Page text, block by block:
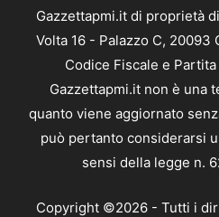
Gazzettapmi.it di proprietà
Volta 16 - Palazzo C, 20093
Codice Fiscale e Partita
Gazzettapmi.it non è una
quanto viene aggiornato
può pertanto considerarsi
sensi della legge n.
Copyright ©2026 - Tutti i